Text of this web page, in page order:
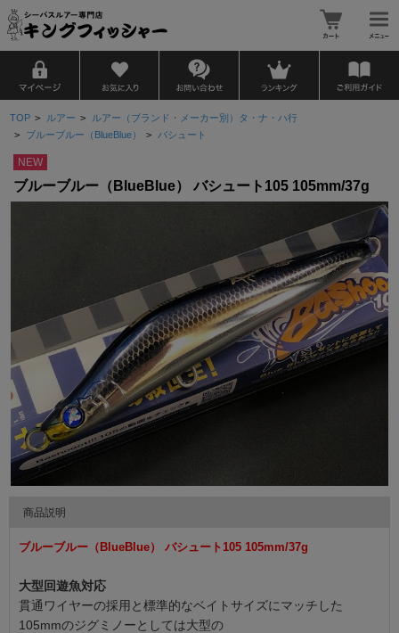
TOP > ルアー > ルアー（ブランド・メーカー別）タ・ナ・ハ行
> ブルーブルー（BlueBlue） > バシュート
NEW
ブルーブルー（BlueBlue） バシュート105 105mm/37g
商品説明
ブルーブルー（BlueBlue） バシュート105 105mm/37g
大型回遊魚対応
貫通ワイヤーの採用と標準的なベイトサイズにマッチした
105mmのジグミノーとしては大型の